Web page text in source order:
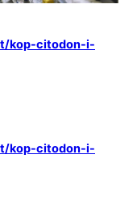
kop-citodon-i-
kop-citodon-i-